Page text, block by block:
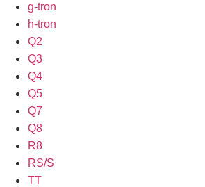
g-tron
h-tron
Q2
Q3
Q4
Q5
Q7
Q8
R8
RS/S
TT